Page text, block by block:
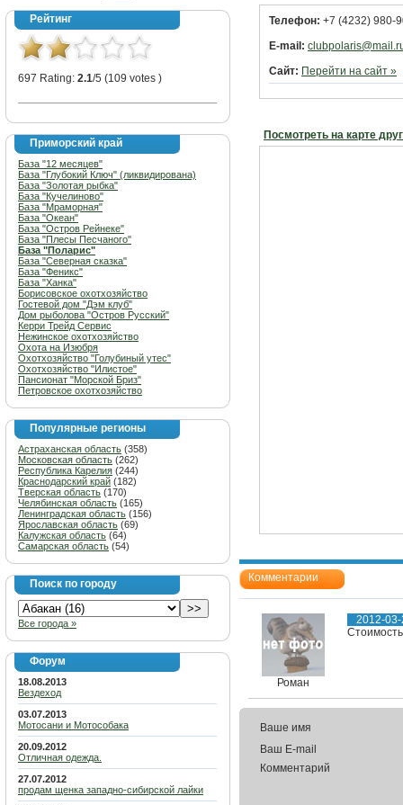
Рейтинг
697 Rating: 2.1/5 (109 votes )
Приморский край
База "12 месяцев"
База "Глубокий Ключ" (ликвидирована)
База "Золотая рыбка"
База "Кучелиново"
База "Мраморная"
База "Океан"
База "Остров Рейнеке"
База "Плесы Песчаного"
База "Поларис"
База "Северная сказка"
База "Феникс"
База "Ханка"
Борисовское охотхозяйство
Гостевой дом "Дэм клуб"
Дом рыболова "Остров Русский"
Керри Трейд Сервис
Нежинское охотхозяйство
Охота на Изюбря
Охотхозяйство "Голубиный утес"
Охотхозяйство "Илистое"
Пансионат "Морской Бриз"
Петровское охотхозяйство
Популярные регионы
Астраханская область (358)
Московская область (262)
Республика Карелия (244)
Краснодарский край (182)
Тверская область (170)
Челябинская область (165)
Ленинградская область (156)
Ярославская область (69)
Калужская область (64)
Самарская область (54)
Поиск по городу
Все города »
Форум
18.08.2013
Вездеход
03.07.2013
Мотосани и Мотособака
20.09.2012
Отличная одежда.
27.07.2012
продам щенка западно-сибирской лайки
Телефон: +7 (4232) 980-
E-mail:
Сайт: Перейти на сайт »
Посмотреть на карте
Комментарии
Роман
2012-
Ваше имя
Ваш E-mail
Комментарий